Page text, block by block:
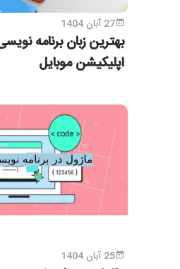
27 آبان 1404
بهترین زبان برنامه
اپلیکیشن موبایل
25 آبان 1404